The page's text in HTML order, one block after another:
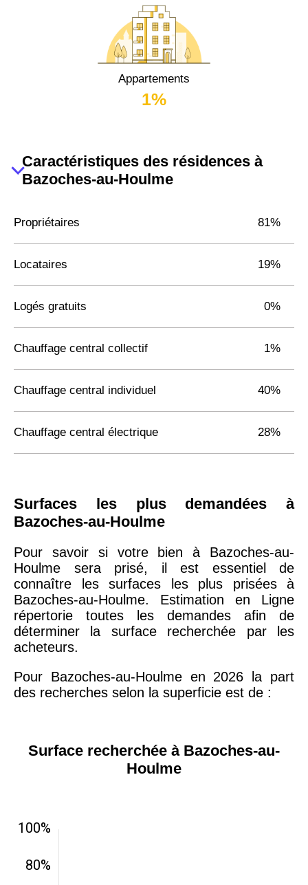
Appartements
1%
Caractéristiques des résidences à
Bazoches-au-Houlme
Propriétaires 81%
Locataires 19%
Logés gratuits 0%
Chauffage central collectif 1%
Chauffage central individuel 40%
Chauffage central électrique 28%
Surfaces les plus demandées à
Bazoches-au-Houlme
Pour savoir si votre bien à Bazoches-au-
Houlme sera prisé, il est essentiel de
connaître les surfaces les plus prisées à
Bazoches-au-Houlme. Estimation en Ligne
répertorie toutes les demandes afin de
déterminer la surface recherchée par les
acheteurs.
Pour Bazoches-au-Houlme en 2026 la part
des recherches selon la superficie est de :
Surface recherchée à Bazoches-au-
Houlme